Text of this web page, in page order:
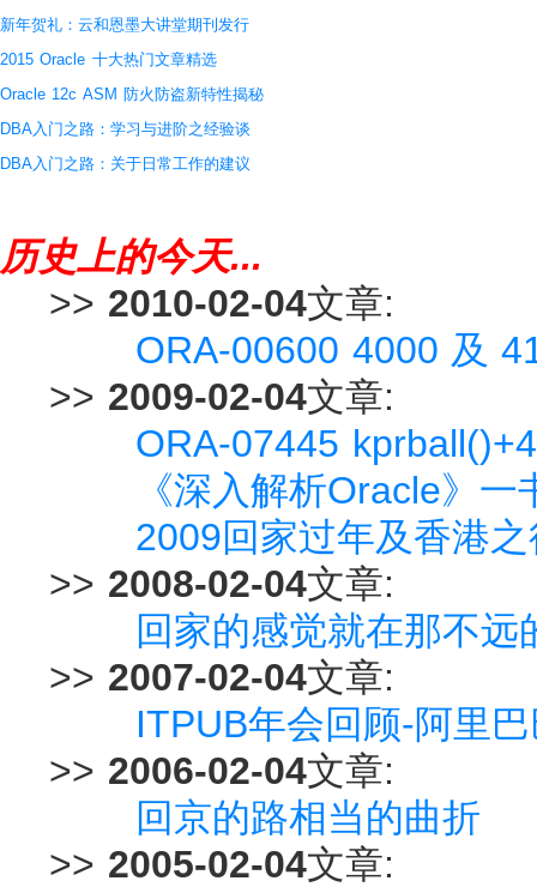
新年贺礼：云和恩墨大讲堂期刊发行
2015 Oracle 十大热门文章精选
Oracle 12c ASM 防火防盗新特性揭秘
DBA入门之路：学习与进阶之经验谈
DBA入门之路：关于日常工作的建议
历史上的今天...
>> 2010-02-04文章:
ORA-00600 4000 及
>> 2009-02-04文章:
ORA-07445
《深入解析Oracle》
2009回家过年及香港
>> 2008-02-04文章:
回家的感觉就在那不远
>> 2007-02-04文章:
ITPUB年会回顾-阿里
>> 2006-02-04文章:
回京的路相当的曲折
>> 2005-02-04文章: